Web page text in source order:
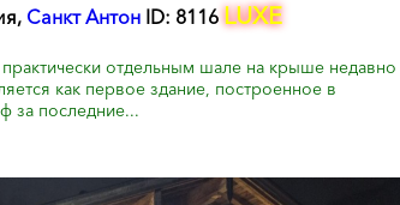
Санкт Антон ID: 8116 LUXE
отдельным шале на крыше недавно
как первое здание, построенное в
за последние...